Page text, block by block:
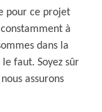
pour ce projet
à
dans la
faut. Soyez sûr
assurons